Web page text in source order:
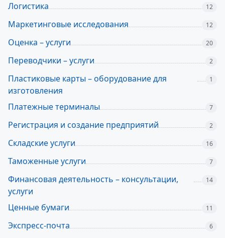
Логистика 12
Маркетинговые исследования 12
Оценка – услуги 20
Переводчики – услуги 2
Пластиковые карты – оборудование для
изготовления
1
Платежные терминалы 7
Регистрация и создание предприятий 2
Складские услуги 16
Таможенные услуги 7
Финансовая деятельность – консультации,
услуги
14
Ценные бумаги 11
Экспресс-почта 6